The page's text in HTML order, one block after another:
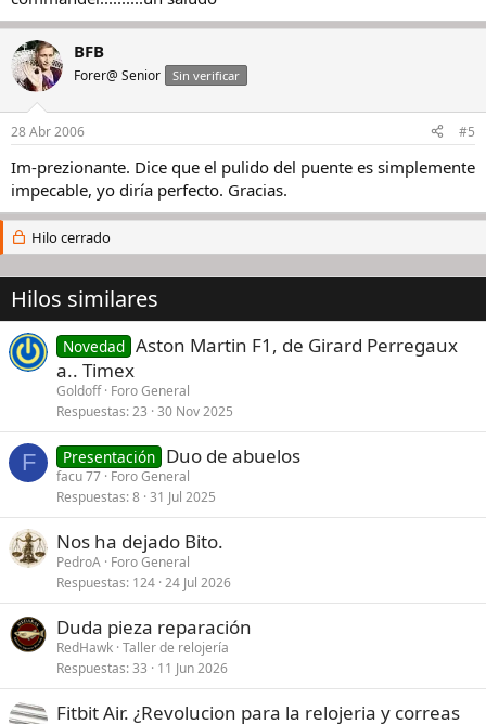
BFB
Forer@ Senior Sin verificar
28 Abr 2006 #5
Im-prezionante. Dice que el pulido del puente es simplemente
impecable, yo diría perfecto. Gracias.
Hilo cerrado
Hilos similares
Novedad Aston Martin F1, de Girard Perregaux
a.. Timex
Goldoff Foro General
Respuestas 23 30 Nov 2025
F Presentación Duo de abuelos
facu 77 Foro General
Respuestas 8 31 Jul 2025
Nos ha dejado Bito.
PedroA Foro General
Respuestas 124 24 Jul 2026
Duda pieza reparación
RedHawk Taller de relojería
Respuestas 33 11 Jun 2026
Fitbit Air. ¿Revolucion para la relojeria y correas